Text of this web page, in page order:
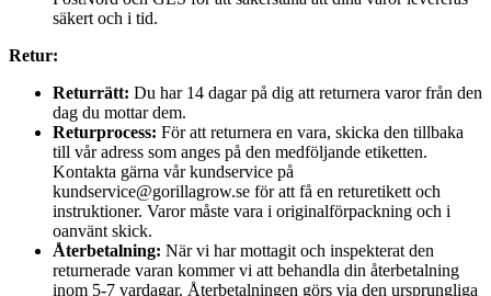
säkert och i tid.
Retur:
Returrätt: Du har 14 dagar på dig att returnera varor från den
dag du mottar dem.
Returprocess: För att returnera en vara, skicka den tillbaka
till vår adress som anges på den medföljande etiketten.
Kontakta gärna vår kundservice på
kundservice@gorillagrow.se för att få en returetikett och
instruktioner. Varor måste vara i originalförpackning och i
oanvänt skick.
Återbetalning: När vi har mottagit och inspekterat den
returnerade varan kommer vi att behandla din återbetalning
inom 5-7 vardagar. Återbetalningen görs via den ursprungliga